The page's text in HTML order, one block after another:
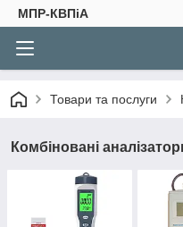
МПР-КВПіА
Товари та послуги
Комбіновані